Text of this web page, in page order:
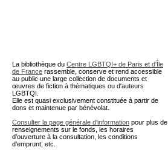
La bibliothèque du Centre LGBTQI+ de Paris et d'Île
de France rassemble, conserve et rend accessible
au public une large collection de documents et
œuvres de fiction à thématiques ou d'auteurs
LGBTQI.
Elle est quasi exclusivement constituée à partir de
dons et maintenue par bénévolat.
Consulter la page générale d'information pour plus de
renseignements sur le fonds, les horaires
d'ouverture à la consultation, les conditions
d'emprunt, etc.